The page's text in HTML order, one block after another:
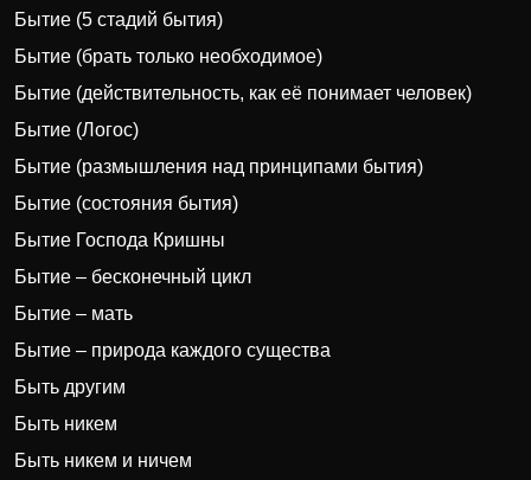
Бытие (5 стадий бытия)
Бытие (брать только необходимое)
Бытие (действительность, как её понимает человек)
Бытие (Логос)
Бытие (размышления над принципами бытия)
Бытие (состояния бытия)
Бытие Господа Кришны
Бытие – бесконечный цикл
Бытие – мать
Бытие – природа каждого существа
Быть другим
Быть никем
Быть никем и ничем